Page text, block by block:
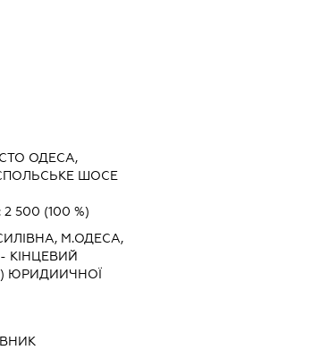
ОДЕСА,
ШОСЕ
2 500 (100 %)
М.ОДЕСА,
КІНЦЕВИЙ
ЮРИДИИЧНОЇ